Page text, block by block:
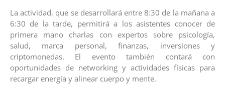
La actividad, que se desarrollará entre 8:30 de la mañana a
6:30 de la tarde, permitirá a los asistentes conocer de
primera mano charlas con expertos sobre psicología,
salud, marca personal, finanzas, inversiones y
criptomonedas. El evento también contará con
oportunidades de networking y actividades físicas para
recargar energía y alinear cuerpo y mente.